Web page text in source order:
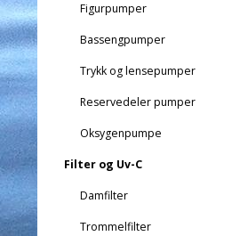
Figurpumper
Bassengpumper
Trykk og lensepumper
Reservedeler pumper
Oksygenpumpe
Filter og Uv-C
Damfilter
Trommelfilter